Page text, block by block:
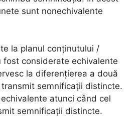
sunt nonechivalente
la planul conținutului /
fost considerate echivalente
la diferențierea a două
semnificații distincte.
atunci când cel
semnificații distincte.